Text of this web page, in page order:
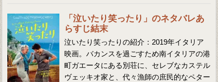
「泣いたり笑ったり」のネタバレあ
らすじ結末
泣いたり笑ったりの紹介：2019年イタリア
映画。バカンスを過ごすため南イタリアの港
町ガエータにある別荘に、セレブなカステル
ヴェッキオ家と、代々漁師の庶民的なペター